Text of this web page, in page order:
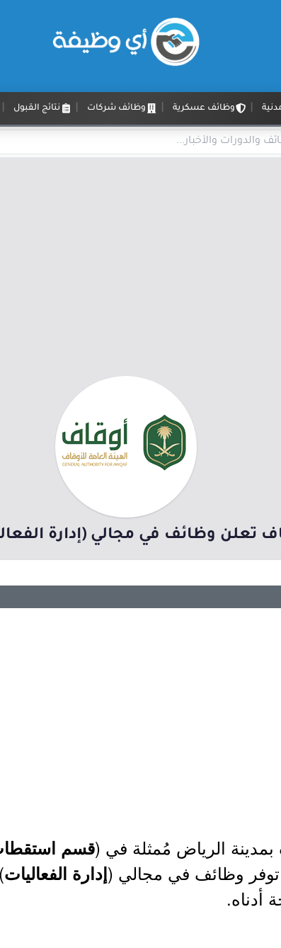
وظائف عسكرية وظائف شركات نتائج القبول
تعلن وظائف في مجالي (إدارة
بمدينة الرياض مُمثلة في (قسم
وظائف في مجالي (إدارة الفعاليات
أدناه.